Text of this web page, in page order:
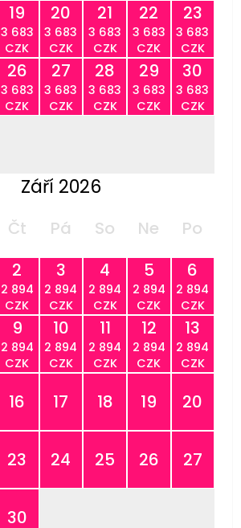
19
3 683
CZK
20
3 683
CZK
21
3 683
CZK
22
3 683
CZK
23
3 683
CZK
26
3 683
CZK
27
3 683
CZK
28
3 683
CZK
29
3 683
CZK
30
3 683
CZK
Září 2026
Čt Pá So Ne
Po
2
2 894
CZK
3
2 894
CZK
4
2 894
CZK
5
2 894
CZK
6
2 894
CZK
9
2 894
CZK
10
2 894
CZK
11
2 894
CZK
12
2 894
CZK
13
2 894
CZK
16 17 18 19 20
23 24 25 26 27
30